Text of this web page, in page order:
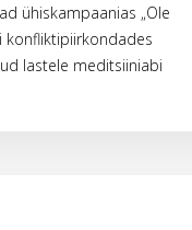
ühiskampaanias „Ole
konfliktipiirkondades
lastele meditsiiniabi